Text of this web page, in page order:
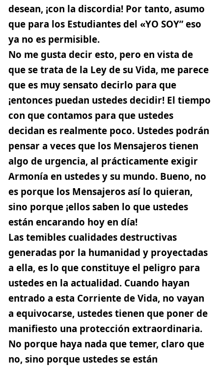
desean, ¡con la discordia! Por tanto, asumo
que para los Estudiantes del «YO SOY” eso
ya no es permisible.
No me gusta decir esto, pero en vista de
que se trata de la Ley de su Vida, me parece
que es muy sensato decirlo para que
¡entonces puedan ustedes decidir! El tiempo
con que contamos para que ustedes
decidan es realmente poco. Ustedes podrán
pensar a veces que los Mensajeros tienen
algo de urgencia, al prácticamente exigir
Armonía en ustedes y su mundo. Bueno, no
es porque los Mensajeros así lo quieran,
sino porque ¡ellos saben lo que ustedes
están encarando hoy en día!
Las temibles cualidades destructivas
generadas por la humanidad y proyectadas
a ella, es lo que constituye el peligro para
ustedes en la actualidad. Cuando hayan
entrado a esta Corriente de Vida, no vayan
a equivocarse, ustedes tienen que poner de
manifiesto una protección extraordinaria.
No porque haya nada que temer, claro que
no, sino porque ustedes se están